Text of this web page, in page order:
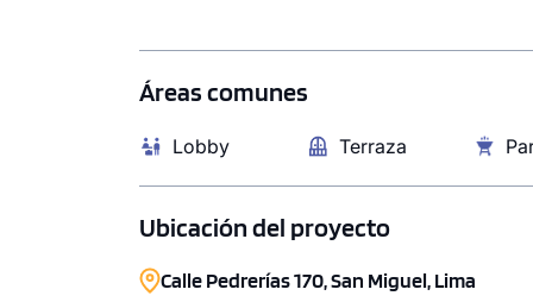
Áreas comunes
Lobby Terraza
Ubicación del proyecto
Calle Pedrerías 170, San Miguel, Lima